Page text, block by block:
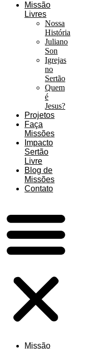
Missão
Livres
Nossa
História
Juliano
Son
Igrejas
no
Sertão
Quem
é
Jesus?
Projetos
Faça
Missões
Impacto
Sertão
Livre
Blog de
Missões
Contato
Missão